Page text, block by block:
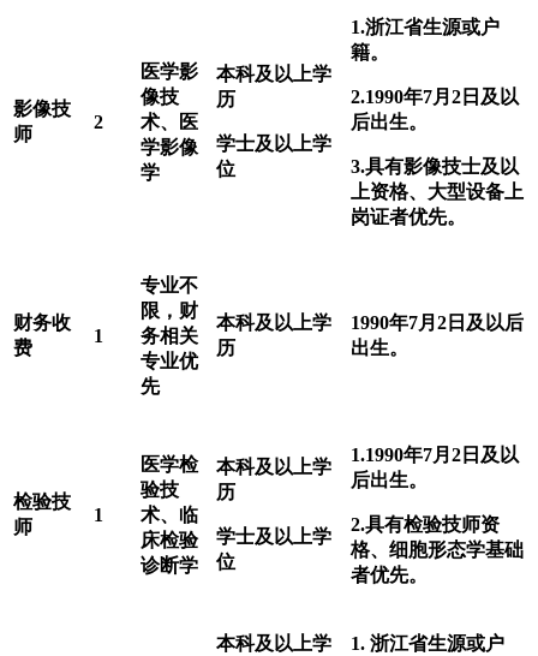
影像技
师
2
医学影
像技
术、医
学影像
学
本科及以上学
历
学士及以上学
位
1.浙江省生源或户
籍。
2.1990年7月2日及以
后出生。
3.具有影像技士及以
上资格、 大型设备上
岗证者优先。
财务收
费
1
专业不
限，财
务相关
专业优
先
本科及以上学
历
1990年7月2日及以后
出生。
检验技
师
1
医学检
验技
术、临
床检验
诊断学
本科及以上学
历
学士及以上学
位
1.1990年7月2日及以
后出生。
2.具有检验技师资
格、细胞形态学基础
者优先。
本科及以上学
1. 浙江省生源或户